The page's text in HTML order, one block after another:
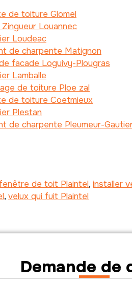
de toiture Glomel
Louannec
Loudeac
de charpente Matignon
facade Loguivy-Plougras
Lamballe
de toiture Ploe zal
de toiture Coetmieux
Plestan
de charpente Pleumeur-
de toit Plaintel, installer
, velux qui fuit Plaintel
Demande de